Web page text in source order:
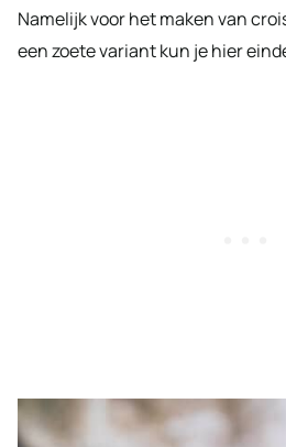
Namelijk voor het maken van
een zoete variant kun je hier